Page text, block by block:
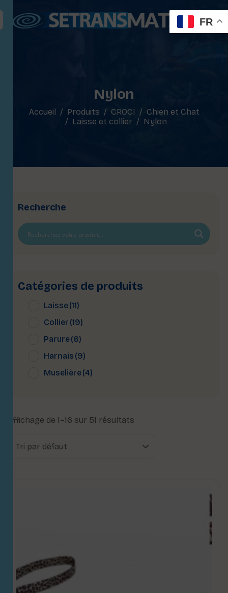
Nylon
Accueil Produits CROCI
Chien et Chat
Laisse et collier
Nylon
Recherche
Catégories de produits
Laisse(11)
Collier (19)
Parure(6)
Harnais (9)
Muselière(4)
Affichage de 1–16 sur 51 résultats
FR